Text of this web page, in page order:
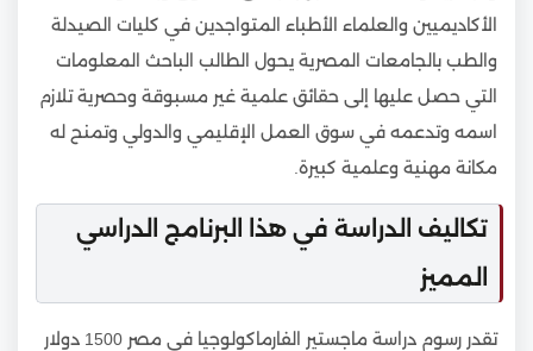
الأكاديميين والعلماء الأطباء المتواجدين في كليات الصيدلة
والطب بالجامعات المصرية يحول الطالب الباحث المعلومات
التي حصل عليها إلى حقائق علمية غير مسبوقة وحصرية تلازم
اسمه وتدعمه في سوق العمل الإقليمي والدولي وتمنح له
مكانة مهنية وعلمية كبيرة.
تكاليف الدراسة في هذا البرنامج الدراسي
المميز
تقدر رسوم دراسة ماجستير الفارماكولوجيا في مصر 1500 دولار